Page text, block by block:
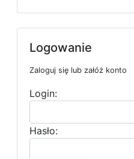
Logowanie
Zaloguj się lub załóż konto
Login:
Hasło: